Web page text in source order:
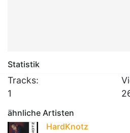
Statistik
Tracks:
1
ähnliche Artisten
HardKnotz